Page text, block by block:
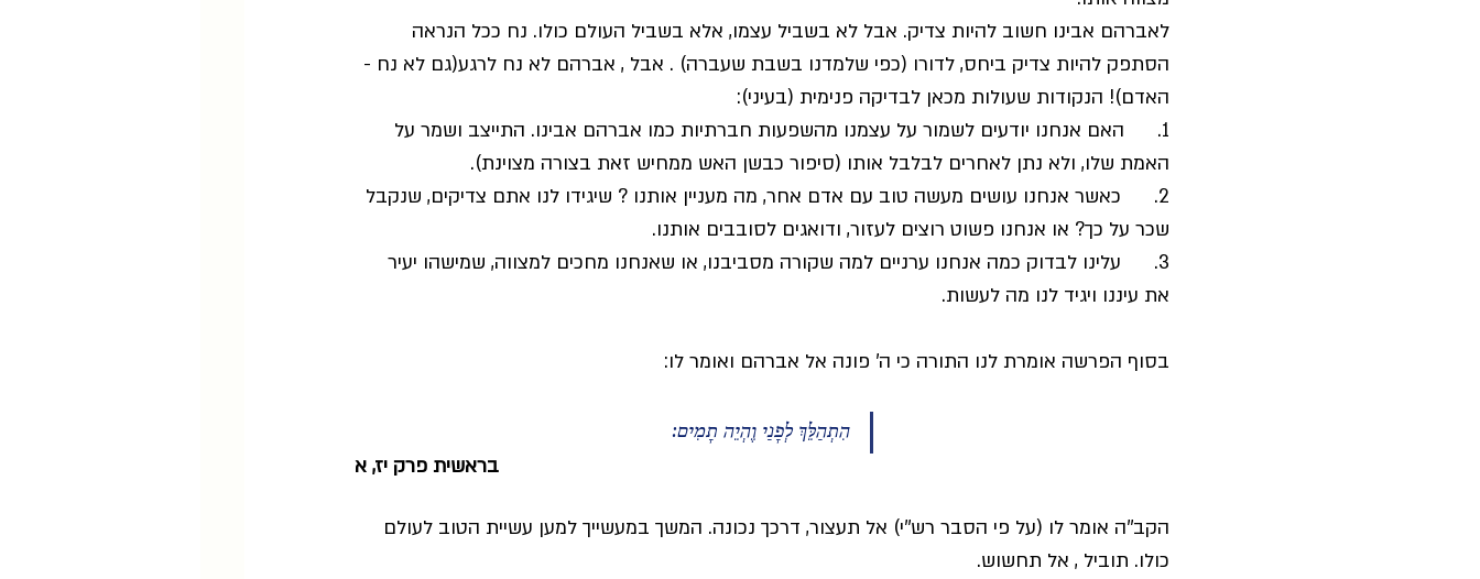
לאברהם אבינו חשוב להיות צדיק. אבל לא בשביל עצמו, אלא בשביל העולם כולו. נח ככל הנראה
הסתפק להיות צדיק ביחס, לדורו (כפי שלמדנו בשבת שעברה) . אבל , אברהם לא נח לרגע(גם לא נח -
האדם)! הנקודות שעולות מכאן לבדיקה פנימית (בעיני):
1.      האם אנחנו יודעים לשמור על עצמנו מהשפעות חברתיות כמו אברהם אבינו. התייצב ושמר על
האמת שלו, ולא נתן לאחרים לבלבל אותו (סיפור כבשן האש ממחיש זאת בצורה מצוינת).
2.      כאשר אנחנו עושים מעשה טוב עם אדם אחר, מה מעניין אותנו ? שיגידו לנו אתם צדיקים, שנקבל
שכר על כך? או אנחנו פשוט רוצים לעזור, ודואגים לסובבים אותנו.
3.      עלינו לבדוק כמה אנחנו ערניים למה שקורה מסביבנו, או שאנחנו מחכים למצווה, שמישהו יעיר
את עיננו ויגיד לנו מה לעשות.
בסוף הפרשה אומרת לנו התורה כי ה' פונה אל אברהם ואומר לו:
הִתְהַלֵּךְ לְפָנַי וֶהְיֵה תָמִים:
בראשית פרק יז, א
הקב''ה אומר לו (על פי הסבר רש''י) אל תעצור, דרכך נכונה. המשך במעשייך למען עשיית הטוב לעולם
כולו. תוביל , אל תחשוש.